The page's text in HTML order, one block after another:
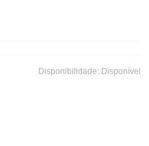
Disponibilidade: Disponível